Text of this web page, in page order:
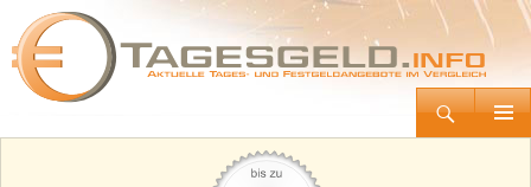
Tagesgeld.info – Tagesgeldkonten vergleichen und Tagesgeld-Zinsen berechnen
Zum